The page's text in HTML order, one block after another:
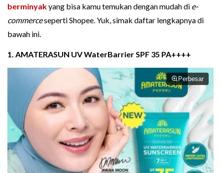
berminyakyang bisa kamu temukan dengan mudah di e-
commerceseperti Shopee. Yuk, simak daftar lengkapnya di
bawah ini.
1. AMATERASUN UV WaterBarrier SPF 35 PA++++
Perbesar